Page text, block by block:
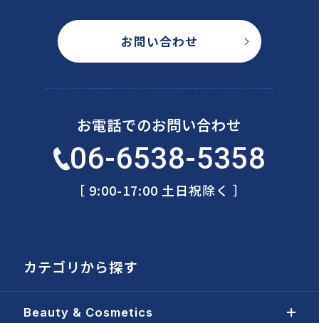
お問い合わせ
お電話でのお問い合わせ
06-6538-5358
［ 9:00-17:00 土日祝除く ］
カテゴリから探す
Beauty & Cosmetics